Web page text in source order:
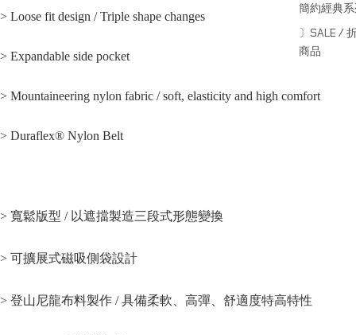
簡約經典
〕SALE /
商品
> Loose fit design / Triple shape changes
> Expandable side pocket
> Mountaineering nylon fabric / soft, elasticity and high comfort
> Duraflex®️ Nylon Belt
> 寬鬆版型 / 以遮擋製造三段式形態變換
> 可擴展式磁吸側袋設計
> 登山尼龍布料製作 / 具備柔軟、高彈、舒適度特高特性